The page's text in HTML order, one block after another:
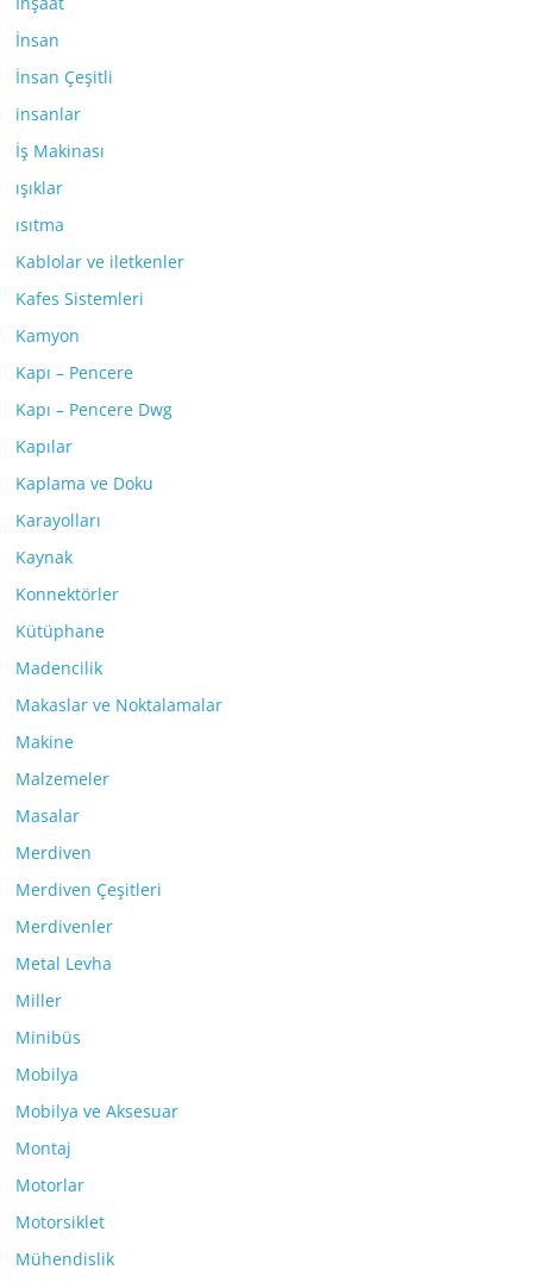
İnsan
İnsan Çeşitli
insanlar
İş Makinası
ışıklar
ısıtma
Kablolar ve iletkenler
Kafes Sistemleri
Kamyon
Kapı – Pencere
Kapı – Pencere Dwg
Kapılar
Kaplama ve Doku
Karayolları
Kaynak
Konnektörler
Kütüphane
Madencilik
Makaslar ve Noktalamalar
Makine
Malzemeler
Masalar
Merdiven
Merdiven Çeşitleri
Merdivenler
Metal Levha
Miller
Minibüs
Mobilya
Mobilya ve Aksesuar
Montaj
Motorlar
Motorsiklet
Mühendislik